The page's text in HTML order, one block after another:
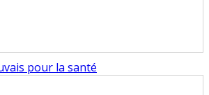
pour la santé